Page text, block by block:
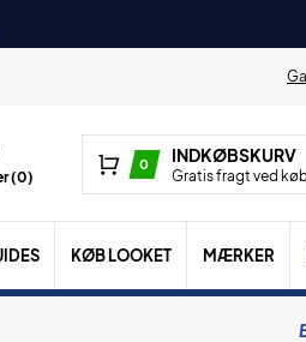
(0)
0 INDKØBSKURV
Gratis fragt ved
KØB LOOKET MÆRKER